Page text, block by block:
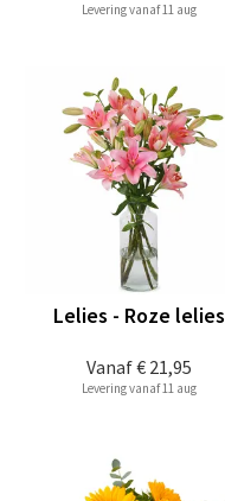
Levering vanaf 11 aug
Vanaf€ 21,95
Lelies - Roze lelies
Levering vanaf 11 aug